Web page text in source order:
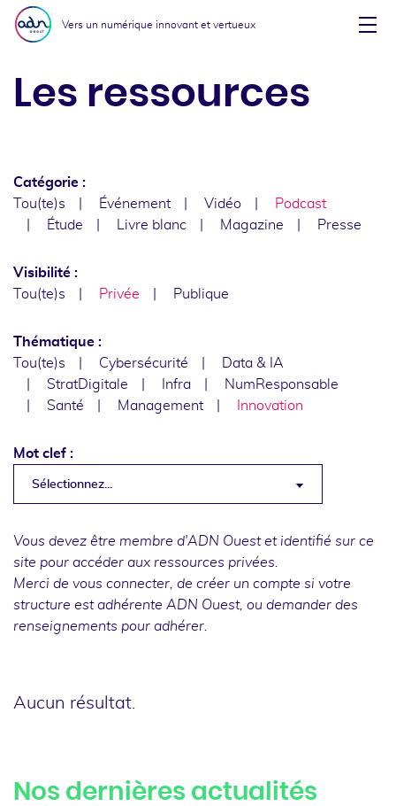
Aller au menu
Aller au contenu
Vers un numérique innovant et vertueux
Les ressources
Catégorie :
Tou(te)s
Événement Vidéo
Podcast
Étude
Livre blanc Magazine Presse
Visibilité :
Tou(te)s
Privée Publique
Thématique :
Tou(te)s
Cybersécurité
Data & IA
StratDigitale
Infra
NumResponsable
Santé
Management Innovation
Mot clef :
Sélectionnez...
Vous devez être membre d'ADN Ouest et identifié sur ce
site pour accéder aux ressources privées.
Merci de vous connecter , de créer un compte si votre
structure est adhérente ADN Ouest, ou demander des
renseignements pour adhérer.
Aucun résultat.
Nos dernières actualités